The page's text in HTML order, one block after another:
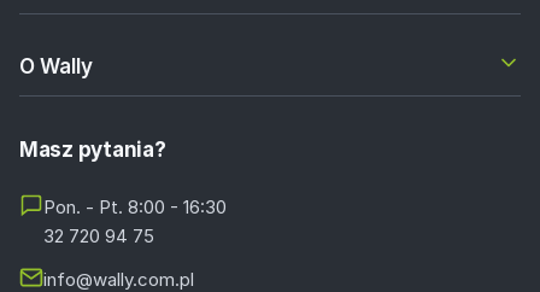
O Wally
Masz pytania?
Pon. - Pt. 8:00 - 16:30
32 720 94 75
info@wally.com.pl